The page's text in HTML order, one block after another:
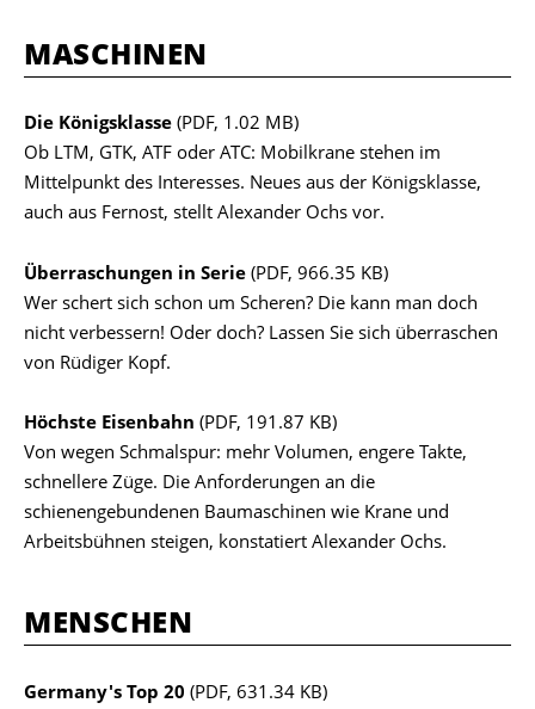
MASCHINEN
Die Königsklasse (PDF, 1.02 MB)
Ob LTM, GTK, ATF oder ATC: Mobilkrane stehen im
Mittelpunkt des Interesses. Neues aus der Königsklasse,
auch aus Fernost, stellt Alexander Ochs vor.
Überraschungen in Serie (PDF, 966.35 KB)
Wer schert sich schon um Scheren? Die kann man doch
nicht verbessern! Oder doch? Lassen Sie sich überraschen
von Rüdiger Kopf.
Höchste Eisenbahn (PDF, 191.87 KB)
Von wegen Schmalspur: mehr Volumen, engere Takte,
schnellere Züge. Die Anforderungen an die
schienengebundenen Baumaschinen wie Krane und
Arbeitsbühnen steigen, konstatiert Alexander Ochs.
MENSCHEN
Germany's Top 20 (PDF, 631.34 KB)